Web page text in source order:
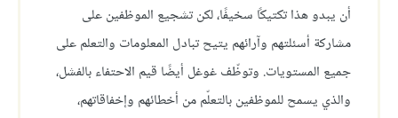
أن يبدو هذا تكتيكًا سخيفًا، لكن تشجيع الموظفين على
مشاركة أسئلتهم وآرائهم يتيح تبادل المعلومات والتعلم على
جميع المستويات. وتوظّف غوغل أيضًا قيم الاحتفاء بالفشل،
والذي يسمح للموظفين بالتعلّم من أخطائهم وإخفاقاتهم،